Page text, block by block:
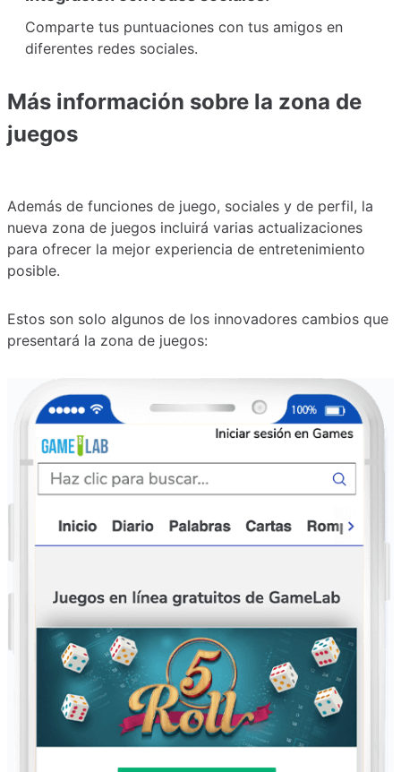
Comparte tus puntuaciones con tus amigos en
diferentes redes sociales.
Más información sobre la zona de
juegos
Además de funciones de juego, sociales y de perfil, la
nueva zona de juegos incluirá varias actualizaciones
para ofrecer la mejor experiencia de entretenimiento
posible.
Estos son solo algunos de los innovadores cambios que
presentará la zona de juegos: